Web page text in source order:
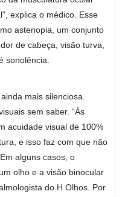
explica o médico. Esse
astenopia, um conjunto
de cabeça, visão turva,
sonolência.
mais silenciosa.
sem saber. “Às
acuidade visual de 100%
e isso faz com que não
alguns casos, o
olho e a visão binocular
do H.Olhos. Por